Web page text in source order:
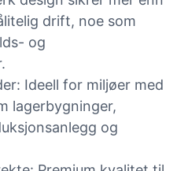
drift, noe som
og
Ideell for miljøer med
lagerbygninger,
og